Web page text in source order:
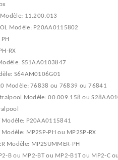
Modèle: 11.200.013
Modèle: P20AA0115802
RX
S51AA0103847
S64AM0106G01
Modèle: 76838 ou 76839 ou 76841
Modèle: 00.009.158 ou
Modèle: P20AA0115841
MP2SP-PH ou MP2SP-RX
Modèle: MP2SUMMER-PH
B ou MP2-BT ou MP2-B1T ou MP2-C